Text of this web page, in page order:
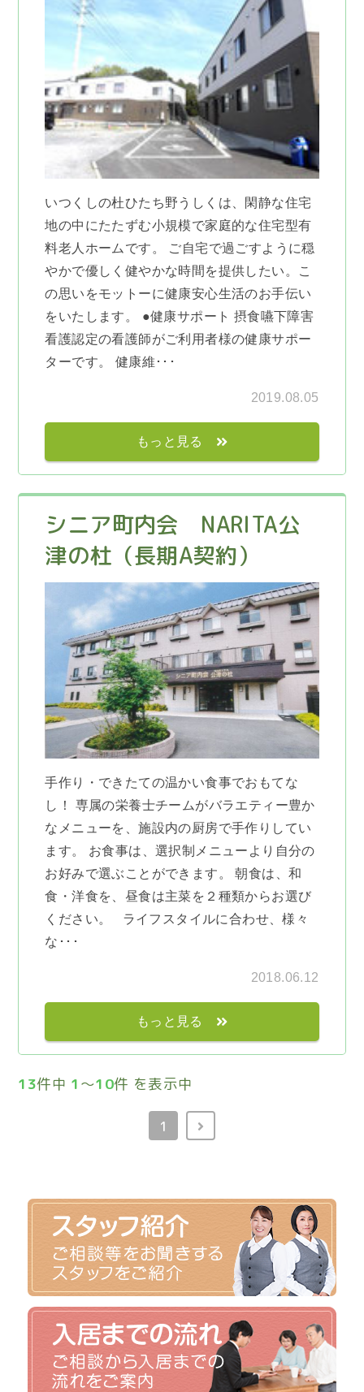
いつくしの杜ひたち野うしくは、閑静な住宅
地の中にたたずむ小規模で家庭的な住宅型有
料老人ホームです。 ご自宅で過ごすように穏
やかで優しく健やかな時間を提供したい。こ
の思いをモットーに健康安心生活のお手伝い
をいたします。 ●健康サポート 摂食嚥下障害
看護認定の看護師がご利用者様の健康サポー
ターです。 健康維･･･
2019.08.05
もっと見る
シニア町内会 NARITA公
津の杜（長期A契約）
手作り・できたての温かい食事でおもてな
し！ 専属の栄養士チームがバラエティー豊か
なメニューを、施設内の厨房で手作りしてい
ます。 お食事は、選択制メニューより自分の
お好みで選ぶことができます。 朝食は、和
食・洋食を、昼食は主菜を２種類からお選び
ください。 ライフスタイルに合わせ、様々
な･･･
2018.06.12
もっと見る
13件中 1 ～10件 を表示中
1